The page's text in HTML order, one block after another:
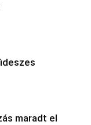
maradt el